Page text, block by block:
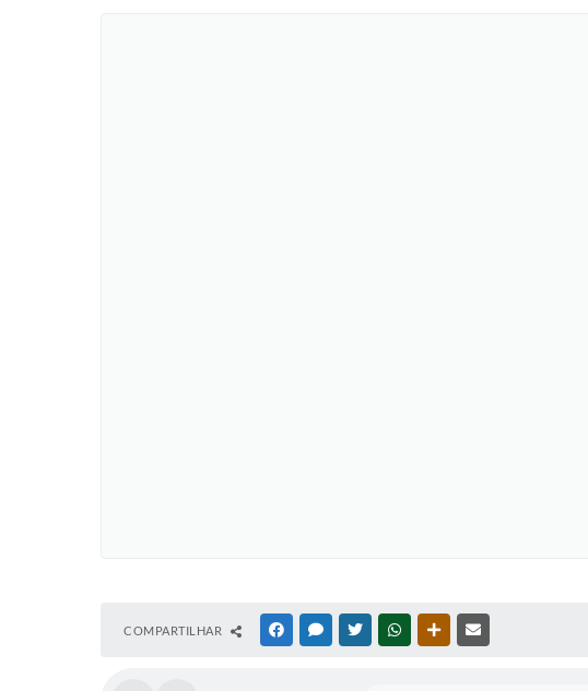
COMPARTILHAR FACEBOOKMESSENGER
TWITTERWHATSAPPOUTRAS MÍDIAS